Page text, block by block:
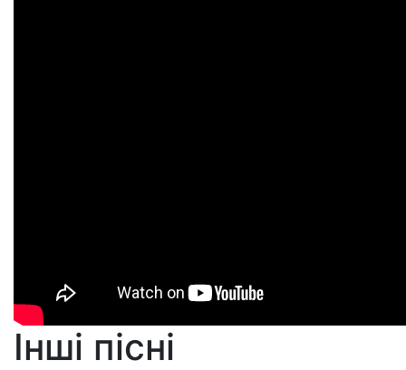
Інші пісні